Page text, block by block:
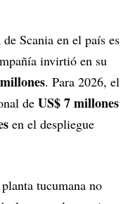
Scania en el país es
invirtió en su
. Para 2026, el
de US$ 7 millones
en el despliegue
tucumana no